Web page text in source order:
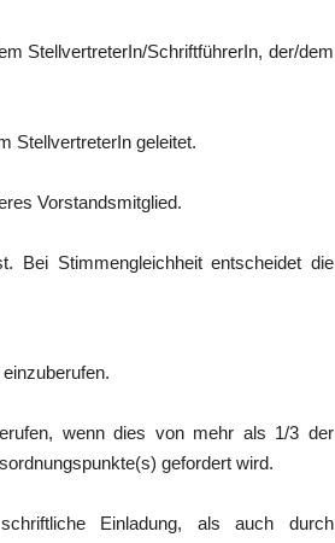
StellvertreterIn/SchriftführerIn, der/dem
StellvertreterIn geleitet.
Vorstandsmitglied.
Bei Stimmengleichheit entscheidet die
wenn dies von mehr als 1/3 der
gefordert wird.
Einladung, als auch durch